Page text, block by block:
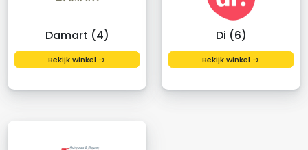
Damart (4)
Bekijk winkel →
Di (6)
Bekijk winkel →